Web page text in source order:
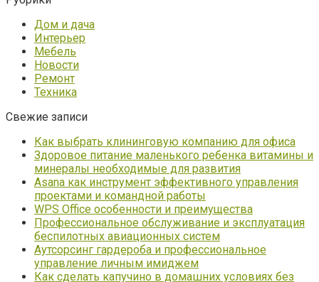
Дом и дача
Интерьер
Мебель
Новости
Ремонт
Техника
Свежие записи
Как выбрать клининговую компанию для офиса
Здоровое питание маленького ребенка витамины и
минералы необходимые для развития
Asana как инструмент эффективного управления
проектами и командной работы
WPS Office особенности и преимущества
Профессиональное обслуживание и эксплуатация
беспилотных авиационных систем
Аутсорсинг гардероба и профессиональное
управление личным имиджем
Как сделать капучино в домашних условиях без